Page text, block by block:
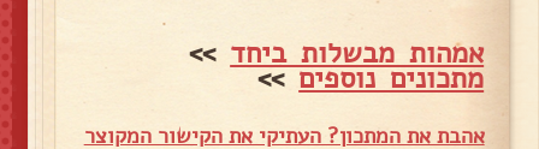
אמהות מבשלות ביחד >>
מתכונים נוספים>>
אהבת את המתכון? העתיקי את הקישור המקוצר